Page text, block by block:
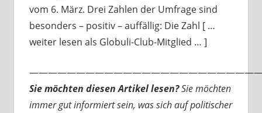
vom 6. März. Drei Zahlen der Umfrage sind
besonders – positiv – auffällig: Die Zahl [ …
weiter lesen als Globuli-Club-Mitglied … ]
Sie möchten diesen Artikel lesen?Sie möchten
immer gut informiert sein, was sich auf politischer